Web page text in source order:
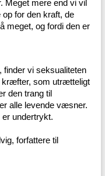
Meget mere end vi vil
for den kraft, de
meget, og fordi den er
finder vi seksualiteten
kræfter, som utrætteligt
den trang til
alle levende væsner.
undertrykt.
forfattere til